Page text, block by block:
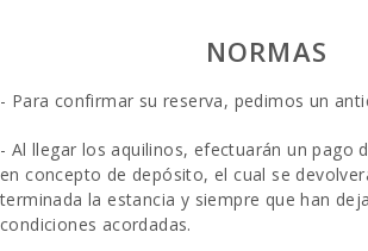
Drach (km):
Playa de arena
- Cala Millor
(km):
NORMAS
- Para confirmar su reserva, pedimos un
- Al llegar los aquilinos, efectuarán un pago
en concepto de depósito, el cual se
terminada la estancia y siempre que han
condiciones acordadas.